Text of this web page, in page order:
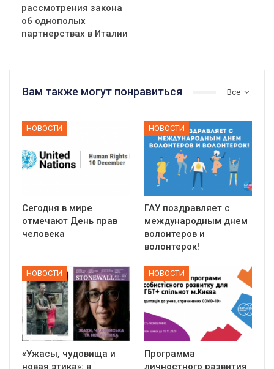
рассмотрения закона
об однополых
партнерствах в Италии
Все
Вам также могут понравиться
НОВОСТИ
Сегодня в мире
отмечают День прав
человека
НОВОСТИ
ГАУ поздравляет с
международным днем
волонтеров и
волонтерок!
НОВОСТИ
«Ужасы, чудовища и
новая этика»: в
НОВОСТИ
Программа
личностного развития